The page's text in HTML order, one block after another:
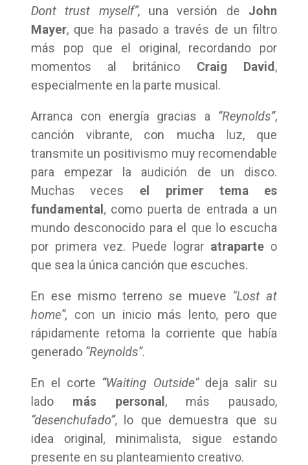
Dont trust myself”, una versión de John
Mayer, que ha pasado a través de un filtro
más pop que el original, recordando por
momentos al británico Craig David ,
especialmente en la parte musical.
Arranca con energía gracias a “Reynolds”,
canción vibrante, con mucha luz, que
transmite un positivismo muy recomendable
para empezar la audición de un disco.
Muchas veces el primer tema es
fundamental , como puerta de entrada a un
mundo desconocido para el que lo escucha
por primera vez. Puede lograr atraparte o
que sea la única canción que escuches.
En ese mismo terreno se mueve “Lost at
home”, con un inicio más lento, pero que
rápidamente retoma la corriente que había
generado “Reynolds”.
En el corte “Waiting Outside”deja salir su
lado más personal , más pausado,
“desenchufado”, lo que demuestra que su
idea original, minimalista, sigue estando
presente en su planteamiento creativo.